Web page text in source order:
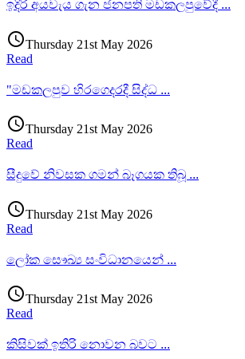
ඉදිරි අයවැය ගැන ජනපති මඩකලපුවේදී ...
access_timeThursday 21st May 2026
Read
"මඩකලපුව හිරගෙදරදී සිද්ධ ...
access_timeThursday 21st May 2026
Read
සීදුවේ නිවසක ගමන් බෑගයක තිබූ ...
access_timeThursday 21st May 2026
Read
ලෝක සෞඛ්‍ය සංවිධානයෙන් ...
access_timeThursday 21st May 2026
Read
කිසිවක් ඉතිරි නොවන බවට ...